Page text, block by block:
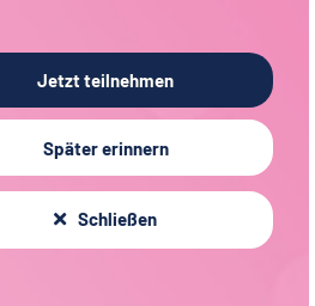
Sitemap
Impressum
FAQ
AGB
Jetzt teilnehmen
Später erinnern
Schließen